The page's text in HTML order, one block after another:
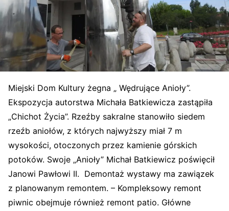
Miejski Dom Kultury żegna „ Wędrujące Anioły”.
Ekspozycja autorstwa Michała Batkiewicza zastąpiła
„Chichot Życia”. Rzeźby sakralne stanowiło siedem
rzeźb aniołów, z których najwyższy miał 7 m
wysokości, otoczonych przez kamienie górskich
potoków. Swoje „Anioły” Michał Batkiewicz poświęcił
Janowi Pawłowi II. Demontaż wystawy ma zawiązek
z planowanym remontem. – Kompleksowy remont
piwnic obejmuje również remont patio. Główne